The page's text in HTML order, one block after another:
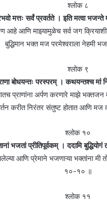
श्लोक ८
मत्तः सर्वं प्रवर्तते । इति मत्वा
आहे आणि माझ्यामुळेच सर्व जग
बुद्धिमान भक्त मज परमेश्वराला नेहमी
श्लोक ९
बोधयन्तः परस्परम्‌ । कथयन्तश्च
प्राणांना अर्पण करणारे माझे भक्तजन
करीत निरंतर संतुष्ट होतात आणि
श्लोक १०
भजतां प्रीतिपूर्वकम्‌ । ददामि
आणि प्रेमाने भजणाऱ्या भक्तांना मी
१०-१० ॥
श्लोक ११